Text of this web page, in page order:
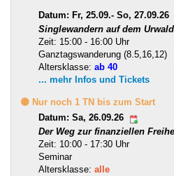
Datum: Fr, 25.09.- So, 27.09.26
Singlewandern auf dem
Zeit: 15:00 - 16:00 Uhr
Ganztagswanderung (8.5,16,12)
Altersklasse: ab 40
... mehr Infos und Tickets
🟡 Nur noch 1 TN bis zum Start
Datum: Sa, 26.09.26
Der Weg zur finanziellen
Zeit: 10:00 - 17:30 Uhr
Seminar
Altersklasse: alle